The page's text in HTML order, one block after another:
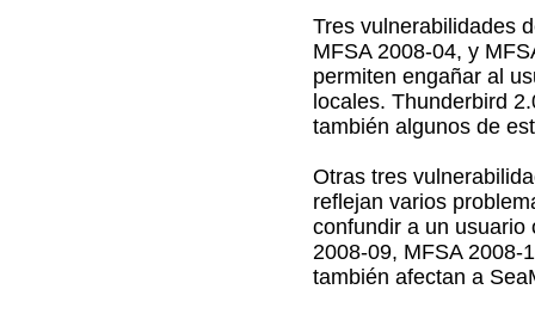
Tres vulnerabilidades
MFSA 2008-04, y
permiten engañar al
locales. Thunderbird
también algunos de
Otras tres
reflejan varios
confundir a un usuario
2008-09, MFSA 2008-
también afectan a